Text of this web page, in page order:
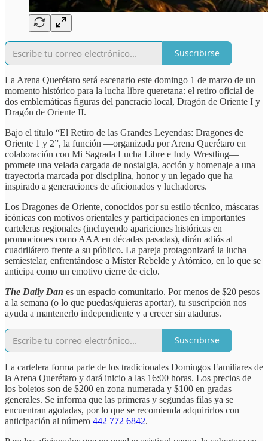
Suscribirse
La Arena Querétaro será escenario este domingo 1 de marzo de un
momento histórico para la lucha libre queretana: el retiro oficial de
dos emblemáticas figuras del pancracio local, Dragón de Oriente I y
Dragón de Oriente II.
Bajo el título “El Retiro de las Grandes Leyendas: Dragones de
Oriente 1 y 2”, la función —organizada por Arena Querétaro en
colaboración con Mi Sagrada Lucha Libre e Indy Wrestling—
promete una velada cargada de nostalgia, acción y homenaje a una
trayectoria marcada por disciplina, honor y un legado que ha
inspirado a generaciones de aficionados y luchadores.
Los Dragones de Oriente, conocidos por su estilo técnico, máscaras
icónicas con motivos orientales y participaciones en importantes
carteleras regionales (incluyendo apariciones históricas en
promociones como AAA en décadas pasadas), dirán adiós al
cuadrilátero frente a su público. La pareja protagonizará la lucha
semiestelar, enfrentándose a Míster Rebelde y Atómico, en lo que se
anticipa como un emotivo cierre de ciclo.
The Daily Dan es un espacio comunitario. Por menos de $20 pesos
a la semana (o lo que puedas/quieras aportar), tu suscripción nos
ayuda a mantenerlo independiente y a crecer sin ataduras.
Suscribirse
La cartelera forma parte de los tradicionales Domingos Familiares de
la Arena Querétaro y dará inicio a las 16:00 horas. Los precios de
los boletos son de $200 en zona numerada y $100 en gradas
generales. Se informa que las primeras y segundas filas ya se
encuentran agotadas, por lo que se recomienda adquirirlos con
anticipación al número 442 772 6842.